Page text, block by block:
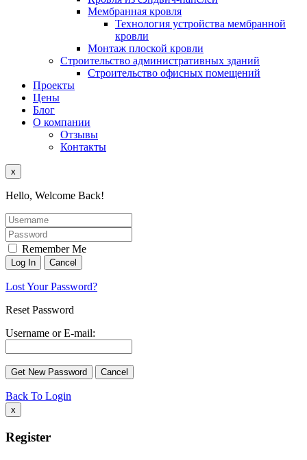
Мембранная кровля
Технология устройства мембранной
кровли
Монтаж плоской кровли
Строительство административных зданий
Строительство офисных помещений
Проекты
Цены
Блог
О компании
Отзывы
Контакты
x
Hello, Welcome Back!
Remember Me
Lost Your Password?
Reset Password
Username or E-mail:
Back To Login
x
Register